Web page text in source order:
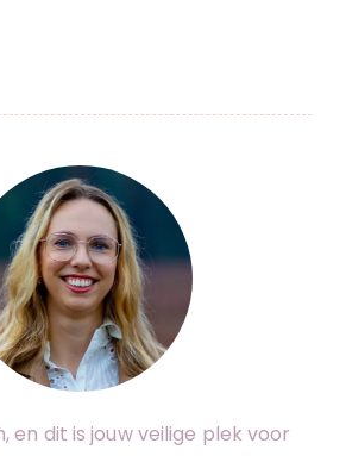
en dit is jouw veilige plek voor